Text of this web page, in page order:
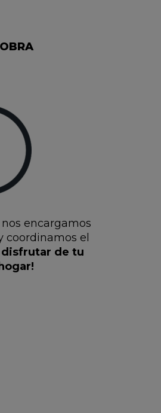
encargamos
coordinamos el
disfrutar de tu